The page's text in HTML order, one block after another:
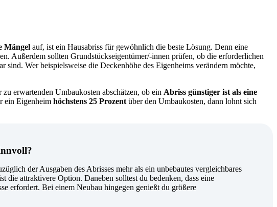
Mängelauf, ist ein Hausabriss für gewöhnlich die beste Lösung. Denn eine
Außerdem sollten Grundstückseigentümer/-innen prüfen, ob die erforderlichen
sind. Wer beispielsweise die Deckenhöhe des Eigenheims verändern möchte,
erwartenden Umbaukosten abschätzen, ob ein Abriss günstiger ist als eine
ein Eigenheim höchstens 25 Prozent über den Umbaukosten, dann lohnt sich
der Ausgaben des Abrisses mehr als ein unbebautes vergleichbares
die attraktivere Option. Daneben solltest du bedenken, dass eine
erfordert. Bei einem Neubau hingegen genießt du größere